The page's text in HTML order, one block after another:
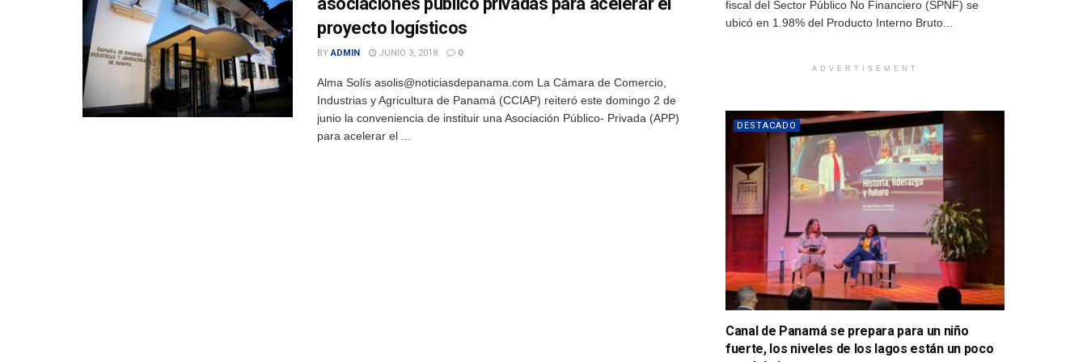
proyecto logísticos
BY ADMIN JUNIO 3, 2018 0
Alma Solís asolis@noticiasdepanama.com La Cámara de Comercio,
Industrias y Agricultura de Panamá (CCIAP) reiteró este domingo 2 de
junio la conveniencia de instituir una Asociación Público- Privada (APP)
para acelerar el ...
fiscal del Sector Público No Financiero (SPNF) se
ubicó en 1.98% del Producto Interno Bruto...
ADVERTISEMENT
DESTACADO
Canal de Panamá se prepara para un niño
fuerte, los niveles de los lagos están un poco